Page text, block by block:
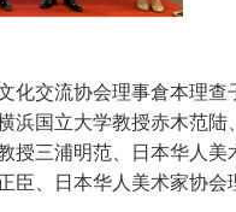
化交流协会理事倉本理查
浜国立大学教授赤木范陆
三浦明范、日本华人美
臣、日本华人美术家协会